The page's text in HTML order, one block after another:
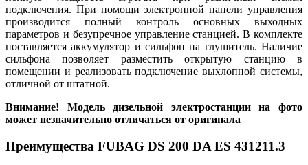
подключения. При помощи электронной панели управления
производится полный контроль основных выходных
параметров и безупречное управление станцией. В комплекте
поставляется аккумулятор и сильфон на глушитель. Наличие
сильфона позволяет разместить открытую станцию в
помещении и реализовать подключение выхлопной системы,
отличной от штатной.
Внимание! Модель дизельной электростанции на фото
может незначительно отличаться от оригинала
Преимущества FUBAG DS 200 DA ES 431211.3